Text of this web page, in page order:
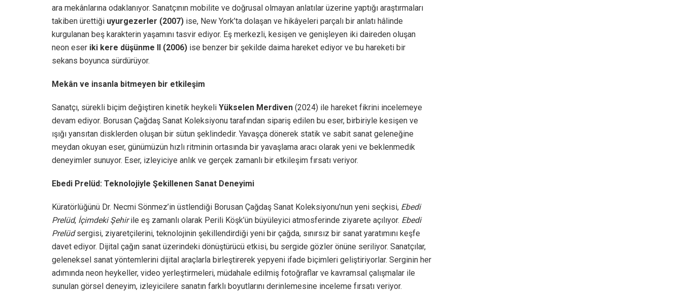
ara mekânlarına odaklanıyor. Sanatçının mobilite ve doğrusal olmayan anlatılar üzerine yaptığı araştırmaları
takiben ürettiği uyurgezerler (2007) ise, New York’ta dolaşan ve hikâyeleri parçalı bir anlatı hâlinde
kurgulanan beş karakterin yaşamını tasvir ediyor. Eş merkezli, kesişen ve genişleyen iki daireden oluşan
neon eser iki kere düşünme II (2006) ise benzer bir şekilde daima hareket ediyor ve bu hareketi bir
sekans boyunca sürdürüyor.
Mekân ve insanla bitmeyen bir etkileşim
Sanatçı, sürekli biçim değiştiren kinetik heykeli Yükselen Merdiven (2024) ile hareket fikrini incelemeye
devam ediyor. Borusan Çağdaş Sanat Koleksiyonu tarafından sipariş edilen bu eser, birbiriyle kesişen ve
ışığı yansıtan disklerden oluşan bir sütun şeklindedir. Yavaşça dönerek statik ve sabit sanat geleneğine
meydan okuyan eser, günümüzün hızlı ritminin ortasında bir yavaşlama aracı olarak yeni ve beklenmedik
deneyimler sunuyor. Eser, izleyiciye anlık ve gerçek zamanlı bir etkileşim fırsatı veriyor.
Ebedi Prelüd: Teknolojiyle Şekillenen Sanat Deneyimi
Küratörlüğünü Dr. Necmi Sönmez’in üstlendiği Borusan Çağdaş Sanat Koleksiyonu’nun yeni seçkisi, Ebedi
Prelüd, İçimdeki Şehirile eş zamanlı olarak Perili Köşk’ün büyüleyici atmosferinde ziyarete açılıyor. Ebedi
Prelüdsergisi, ziyaretçilerini, teknolojinin şekillendirdiği yeni bir çağda, sınırsız bir sanat yaratımını keşfe
davet ediyor. Dijital çağın sanat üzerindeki dönüştürücü etkisi, bu sergide gözler önüne seriliyor. Sanatçılar,
geleneksel sanat yöntemlerini dijital araçlarla birleştirerek yepyeni ifade biçimleri geliştiriyorlar. Serginin her
adımında neon heykeller, video yerleştirmeleri, müdahale edilmiş fotoğraflar ve kavramsal çalışmalar ile
sunulan görsel deneyim, izleyicilere sanatın farklı boyutlarını derinlemesine inceleme fırsatı veriyor.